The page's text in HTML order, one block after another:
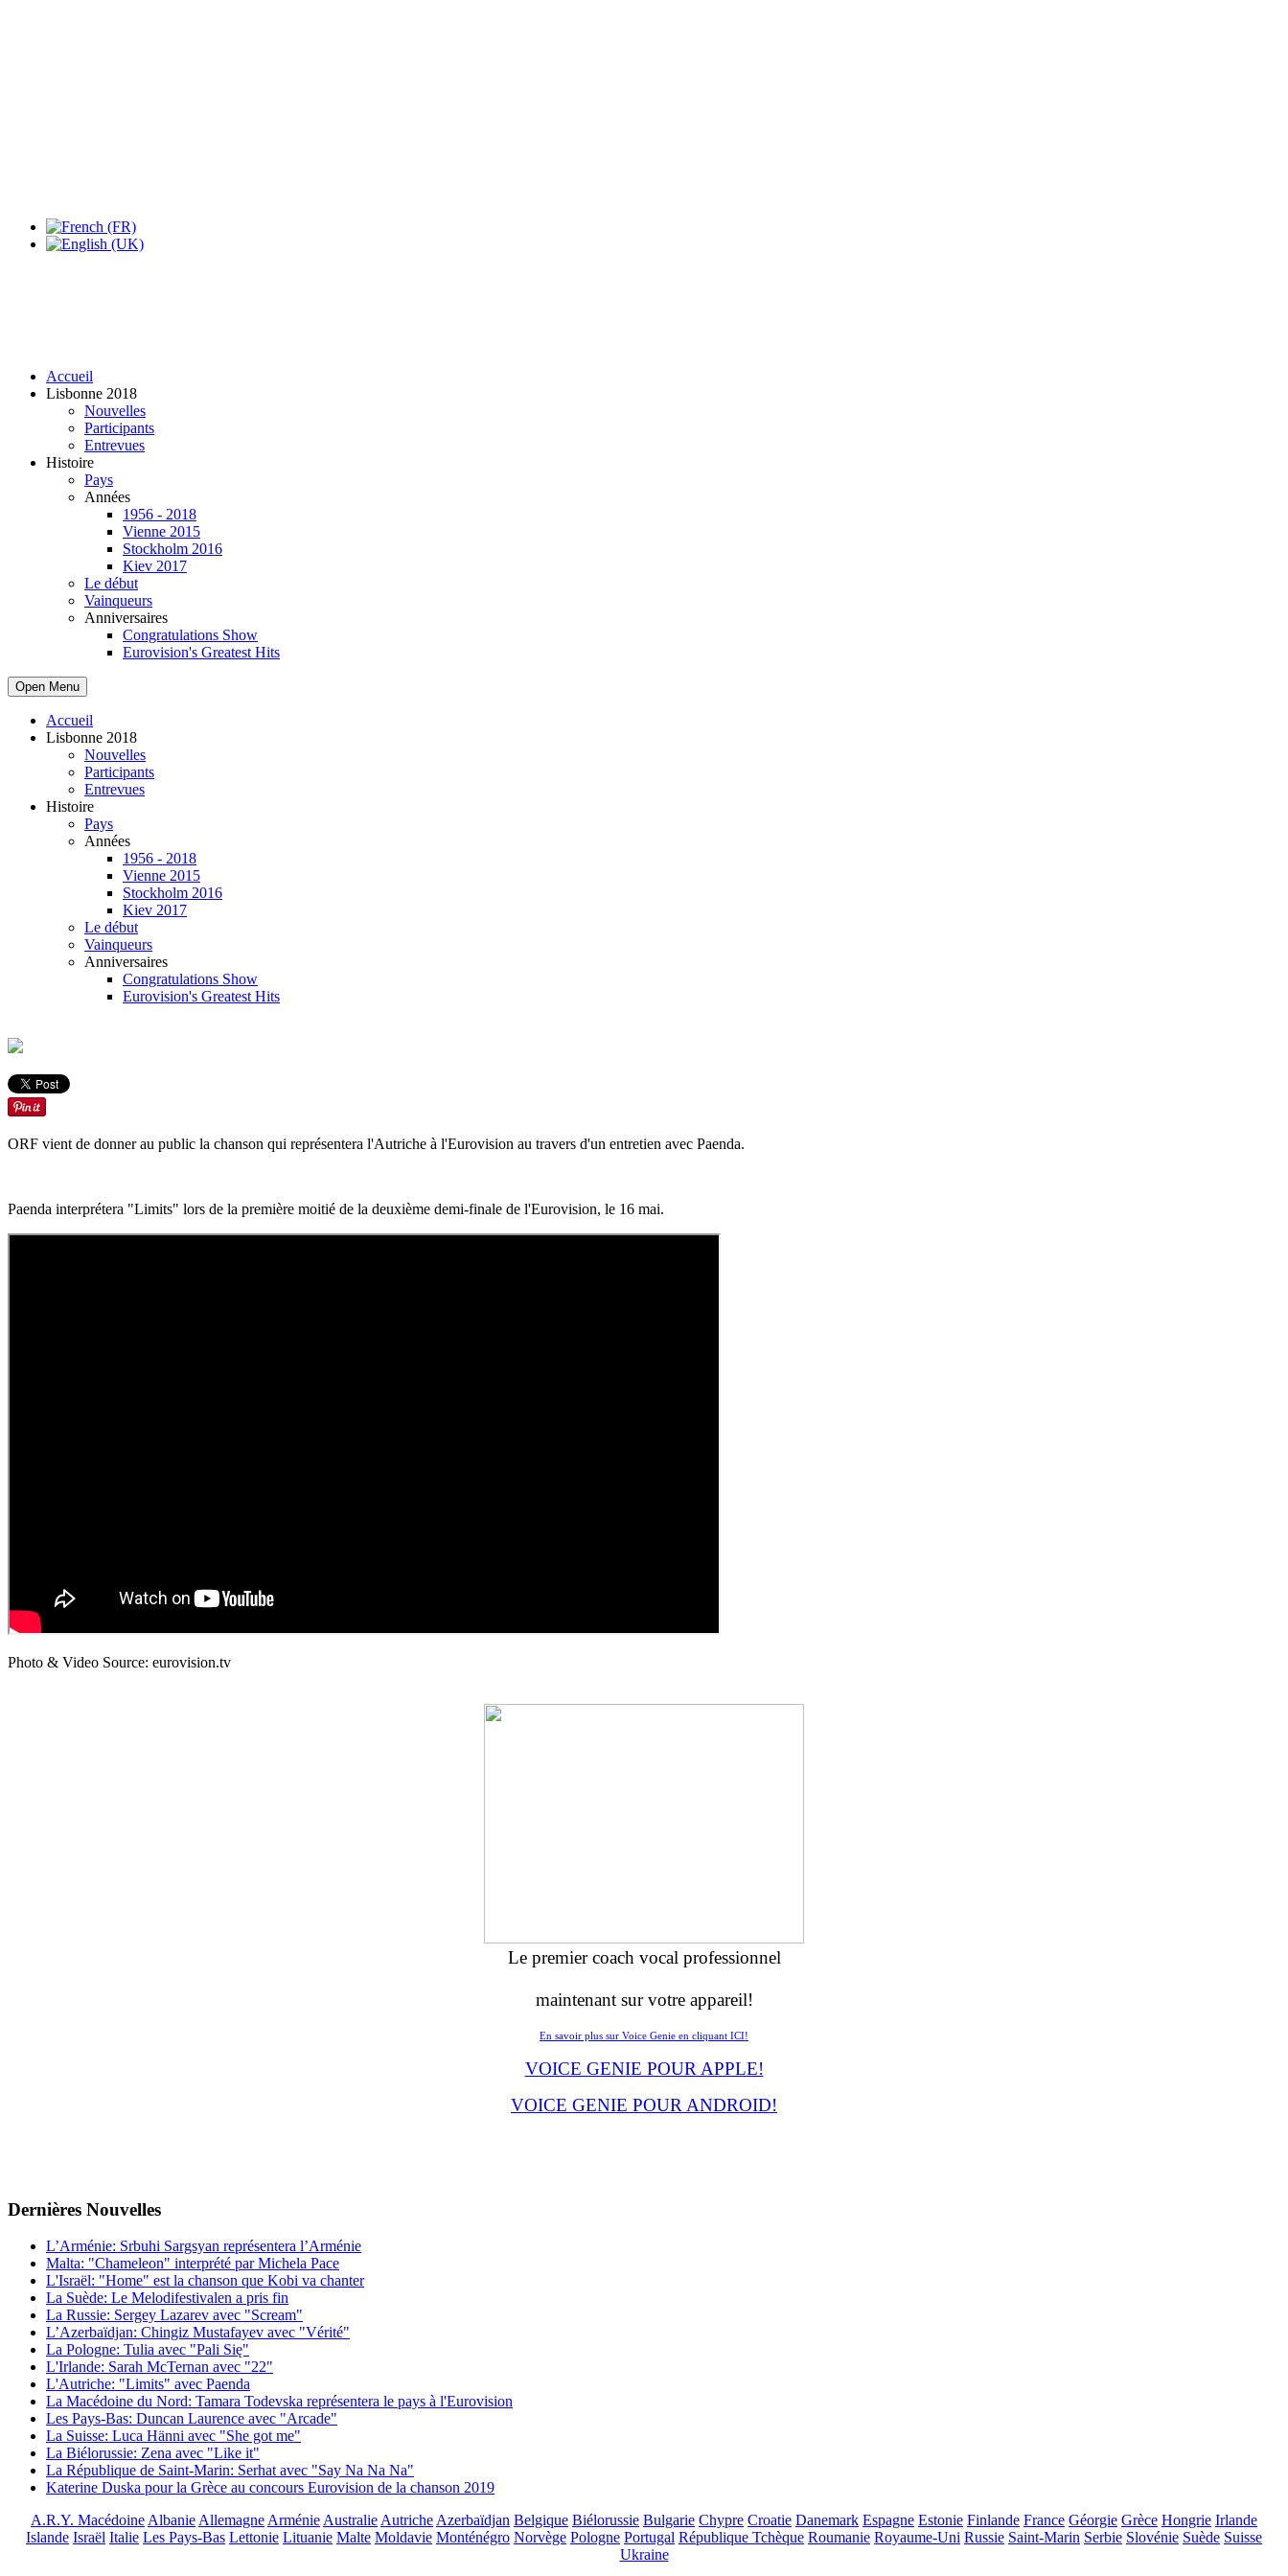
Accueil
Lisbonne 2018
Nouvelles
Participants
Entrevues
Histoire
Pays
Années
1956 - 2018
Vienne 2015
Stockholm 2016
Kiev 2017
Le début
Vainqueurs
Anniversaires
Congratulations Show
Eurovision's Greatest Hits
Open Menu
Accueil
Lisbonne 2018
Nouvelles
Participants
Entrevues
Histoire
Pays
Années
1956 - 2018
Vienne 2015
Stockholm 2016
Kiev 2017
Le début
Vainqueurs
Anniversaires
Congratulations Show
Eurovision's Greatest Hits
ORF vient de donner au public la chanson qui représentera l'Autriche à l'Eurovision au travers d'un entretien avec Paenda.
Paenda interprétera "Limits" lors de la première moitié de la deuxième demi-finale de l'Eurovision, le 16 mai.
Photo & Video Source: eurovision.tv
Le premier coach vocal professionnel
maintenant sur votre appareil!
En savoir plus sur Voice Genie en cliquant ICI!
VOICE GENIE POUR APPLE!
VOICE GENIE POUR ANDROID!
Dernières Νouvelles
L’Arménie: Srbuhi Sargsyan représentera l’Arménie
Malta: "Chameleon" interprété par Michela Pace
L'Israël: "Home" est la chanson que Kobi va chanter
La Suède: Le Melodifestivalen a pris fin
La Russie: Sergey Lazarev avec "Scream"
L’Azerbaïdjan: Chingiz Mustafayev avec "Vérité"
La Pologne: Tulia avec "Pali Się"
L'Irlande: Sarah McTernan avec "22"
L'Autriche: "Limits" avec Paenda
La Macédoine du Nord: Tamara Todevska représentera le pays à l'Eurovision
Les Pays-Bas: Duncan Laurence avec "Arcade"
La Suisse: Luca Hänni avec "She got me"
La Biélorussie: Zena avec "Like it"
La République de Saint-Marin: Serhat avec "Say Na Na Na"
Katerine Duska pour la Grèce au concours Eurovision de la chanson 2019
A.R.Y. MacédoineAlbanieAllemagneArménieAustralieAutricheAzerbaïdjan Belgique Biélorussie Bulgarie Chypre Croatie Danemark Espagne Estonie Finlande France Géorgie Grèce Hongrie Irlande
Islande Israël Italie Les Pays-Bas Lettonie Lituanie Malte Moldavie Monténégro Norvège Pologne Portugal République Tchèque Roumanie Royaume-Uni Russie Saint-Marin Serbie Slovénie Suède Suisse
Ukraine